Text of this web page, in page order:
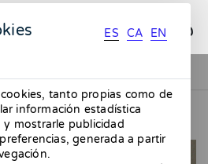
EN
ES CA EN
tanto propias como de
información estadística
mostrarle publicidad
generada a partir